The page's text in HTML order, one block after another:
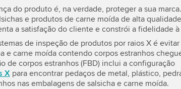
do produto é, na verdade, proteger a sua
e produtos de carne moída de alta
a satisfação do cliente e constrói a fidelidade à
de inspeção de produtos por raios X é
e carne moída contendo corpos estranhos
de corpos estranhos (FBD) inclui a configuração
Xpara encontrar pedaços de metal, plástico,
nas embalagens de salsicha e carne moída.